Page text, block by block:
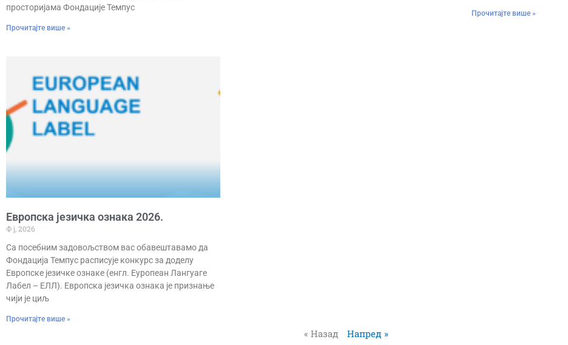
просторијама Фондације Темпус
Прочитајте више »
Прочитајте више »
Европска језичка ознака 2026.
Ф ј, 2026
Са посебним задовољством вас обавештавамо да
Фондација Темпус расписује конкурс за доделу
Европске језичке ознаке (енгл. Еуропеан Лангуаге
Лабел – ЕЛЛ). Европска језичка ознака је признање
чији је циљ
Прочитајте више »
« Назад Напред »